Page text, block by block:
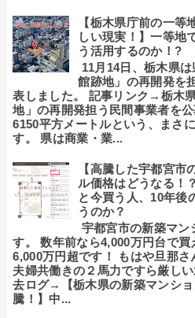
【栃木県庁前の一等
しい現実！】一等地
う活用するのか！?
11月14日、栃木県
館跡地」の再開発を
表しました。 記事リンク→栃木
地」の再開発担う民間事業者を
6150平方メートルという、まさ
す。 県は商業・業...
【高騰した宇都宮市
ル価格はどうなる！
と今買う人、10年後
うのか？
宇都宮市の新築マン
す。 数年前なら4,000万円台で
6,000万円超です！ もはや旦那さ
夫婦共働きの２馬力ですら厳し
去ログ→【栃木県の新築マンシ
騰！】中...